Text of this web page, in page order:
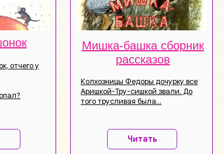
отчего у
Мишка-башка сборник
рассказов
Колхозницы Федоры дочурку все
Аришкой-Тру-сишкой звали. До
того трусливая была...
Читать